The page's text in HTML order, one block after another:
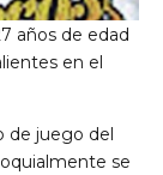
años de edad
en el
de juego del
se